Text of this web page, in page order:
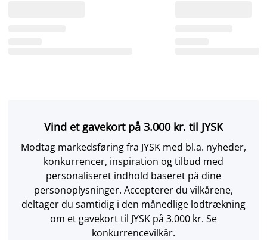
Vind et gavekort på 3.000 kr. til JYSK
Modtag markedsføring fra JYSK med bl.a. nyheder,
konkurrencer, inspiration og tilbud med
personaliseret indhold baseret på dine
personoplysninger. Accepterer du vilkårene,
deltager du samtidig i den månedlige lodtrækning
om et gavekort til JYSK på 3.000 kr. Se
konkurrencevilkår.